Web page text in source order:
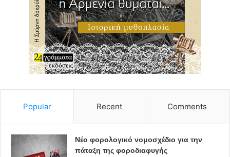
Popular Recent Comments
Νέο φορολογικό νομοσχέδιο για την
πάταξη της φοροδιαφυγής